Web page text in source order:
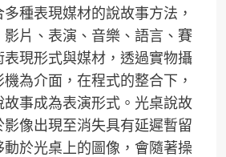
種表現媒材的說故事方法，
片、表演、音樂、語言、賽
現形式與媒材，透過實物攝
為介面，在程式的整合下，
事成為表演形式。光桌說故
像出現至消失具有延遲暫留
於光桌上的圖像，會隨著操